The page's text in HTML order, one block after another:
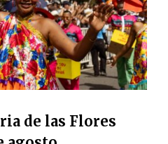
de las Flores
agosto
este lunes 3 de
que combina música,